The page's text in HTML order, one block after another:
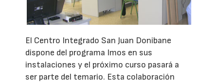
El Centro Integrado San Juan Donibane
dispone del programa Imos en sus
instalaciones y el próximo curso pasará a
ser parte del temario. Esta colaboración